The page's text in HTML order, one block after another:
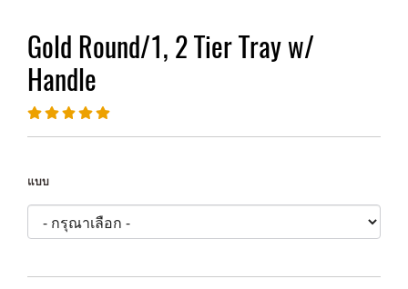
Gold Round/1, 2 Tier Tray w/
Handle
แบบ